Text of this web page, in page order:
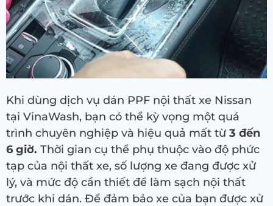
Khi dùng dịch vụ dán PPF nội thất xe Nissan
tại VinaWash, bạn có thể kỳ vọng một quá
trình chuyên nghiệp và hiệu quả mất từ 3 đến
6 giờ. Thời gian cụ thể phụ thuộc vào độ phức
tạp của nội thất xe, số lượng xe đang được xử
lý, và mức độ cần thiết để làm sạch nội thất
trước khi dán. Để đảm bảo xe của bạn được xử